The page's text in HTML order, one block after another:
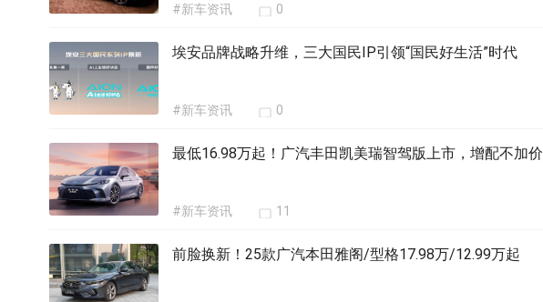
#新车资讯 0
埃安品牌战略升维，三大国民IP引领“国民好生活”时代
#新车资讯 0
最低16.98万起！广汽丰田凯美瑞智驾版上市，增配不加价
#新车资讯 11
前脸换新！25款广汽本田雅阁/型格17.98万/12.99万起